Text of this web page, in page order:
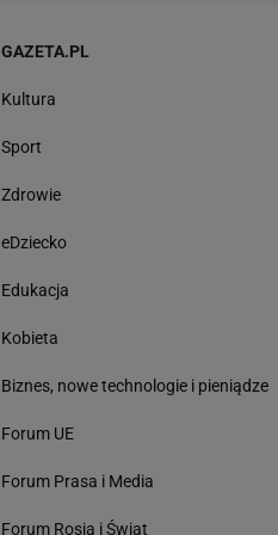
GAZETA.PL
Kultura
Sport
Zdrowie
eDziecko
Edukacja
Kobieta
Biznes, nowe technologie i pieniądze
Forum UE
Forum Prasa i Media
Forum Rosja i Świat